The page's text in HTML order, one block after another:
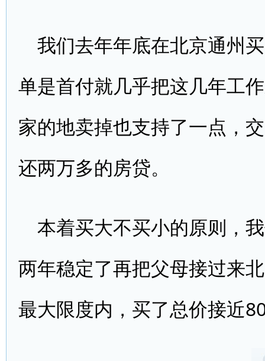
我们去年年底在北京通州
单是首付就几乎把这几年工
家的地卖掉也支持了一点，
还两万多的房贷。
本着买大不买小的原则，
两年稳定了再把父母接过来
最大限度内，买了总价接近